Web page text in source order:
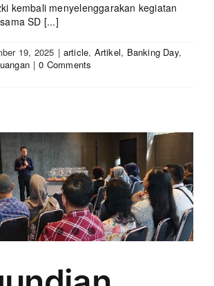
kembali menyelenggarakan kegiatan
SD [...]
19, 2025 | article, Artikel, Banking Day,
| 0 Comments